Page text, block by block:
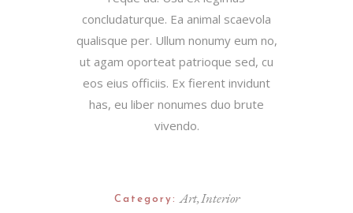
concludaturque. Ea animal scaevola
qualisque per. Ullum nonumy eum no,
ut agam oporteat patrioque sed, cu
eos eius officiis. Ex fierent invidunt
has, eu liber nonumes duo brute
vivendo.
Category: ArtInterior